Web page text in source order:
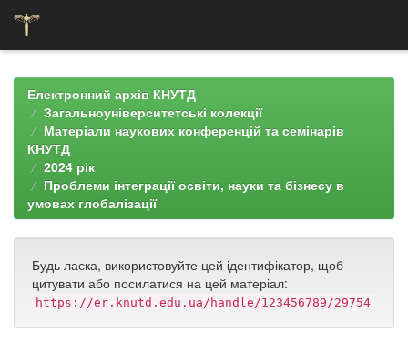
navigationЕлектронний архів КНУТД
Загальноуніверситетські колекції
Матеріали наукових конференцій та семінарів
КНУТД
2024 рік
Проблеми інтеграції освіти, науки та бізнесу в
умовах глобалізації
Будь ласка, використовуйте цей ідентифікатор, щоб
цитувати або посилатися на цей матеріал:
https://er.knutd.edu.ua/handle/123456789/29754